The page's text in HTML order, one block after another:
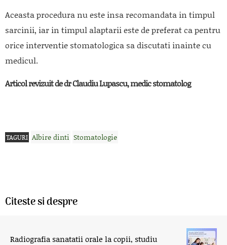
Aceasta procedura nu este insa recomandata in timpul
sarcinii, iar in timpul alaptarii este de preferat ca pentru
orice interventie stomatologica sa discutati inainte cu
medicul.
Articol revizuit de dr Claudiu Lupascu, medic stomatolog
TAGURI Albire dinti Stomatologie
Citeste si despre
Radiografia sanatatii orale la copii, studiu